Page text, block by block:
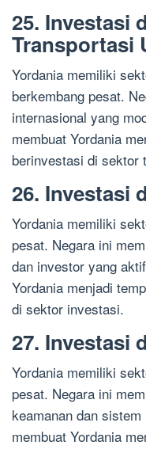
25. Investasi
Transportasi
Yordania memiliki
berkembang pesat.
internasional yang
membuat Yordania
berinvestasi di sektor
26. Investasi
Yordania memiliki
pesat. Negara ini
dan investor yang
Yordania menjadi
di sektor investasi.
27. Investasi
Yordania memiliki
pesat. Negara ini
keamanan dan
membuat Yordania